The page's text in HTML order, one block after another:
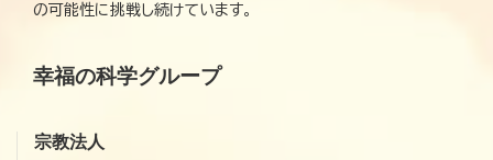
の可能性に挑戦し続けています。
幸福の科学グループ
宗教法人